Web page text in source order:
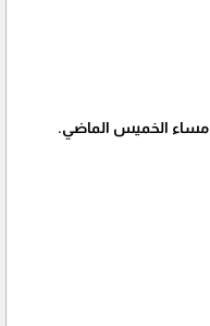
مساء الخميس الماضي.